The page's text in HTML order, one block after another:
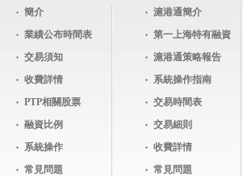
簡介
業績公布時間表
交易須知
收費詳情
PTP相關股票
融資比例
系統操作
常見問題
滬港通簡介
第一上海特有融資
滬港通策略報告
系統操作指南
交易時間表
交易細則
收費詳情
常見問題